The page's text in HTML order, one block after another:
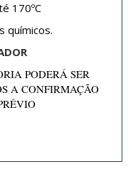
170ºC
químicos.
PODERÁ SER
A CONFIRMAÇÃO